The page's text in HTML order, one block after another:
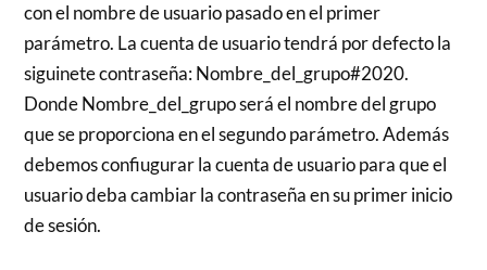
con el nombre de usuario pasado en el primer
parámetro. La cuenta de usuario tendrá por defecto la
siguinete contraseña: Nombre_del_grupo#2020.
Donde Nombre_del_grupo será el nombre del grupo
que se proporciona en el segundo parámetro. Además
debemos confiugurar la cuenta de usuario para que el
usuario deba cambiar la contraseña en su primer inicio
de sesión.